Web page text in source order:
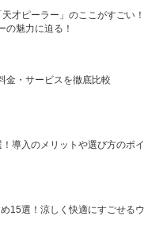
才ピーラー」のここがすごい！
の魅力に迫る！
金・サービスを徹底比較
導入のメリットや選び方のポイ
15選！涼しく快適にすごせるウ